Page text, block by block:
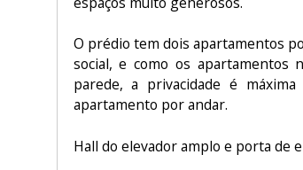
O prédio tem dois apartamentos
social, e como os apartamentos
parede, a privacidade é
apartamento por andar.
Hall do elevador amplo e porta de